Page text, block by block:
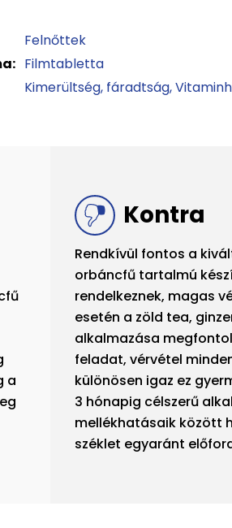
Felnőttek
Filmtabletta
Kimerültség, fáradtság
a
Kontra
Rendkívül fontos a
orbáncfű tartalmú
rendelkeznek, magas
esetén a zöld tea,
alkalmazása
feladat, vérvétel
különösen igaz ez
3 hónapig célszerű
mellékhatásaik között
széklet egyaránt